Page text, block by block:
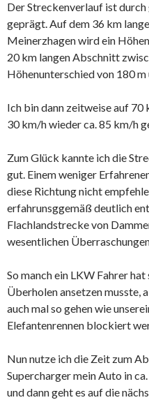
Der Streckenverlauf ist
geprägt. Auf dem 36 km
Meinerzhagen wird ein
20 km langen Abschnitt
Höhenunterschied von 180
Ich bin dann zeitweise auf
30 km/h wieder ca. 85 km/h
Zum Glück kannte ich die
gut. Einem weniger
diese Richtung nicht
erfahrunsggemäß deutlich
Flachlandstrecke von
wesentlichen
So manch ein LKW Fahrer
Überholen ansetzen musste,
auch mal so gehen wie
Elefantenrennen blockiert
Nun nutze ich die Zeit zum
Supercharger mein Auto in
und dann geht es auf die